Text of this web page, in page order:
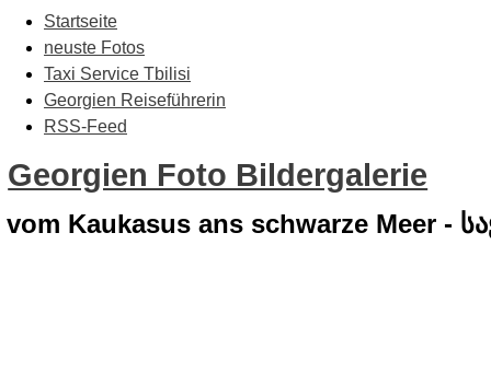
Startseite
neuste Fotos
Taxi Service Tbilisi
Georgien Reiseführerin
RSS-Feed
Georgien Foto Bildergalerie
vom Kaukasus ans schwarze Meer -